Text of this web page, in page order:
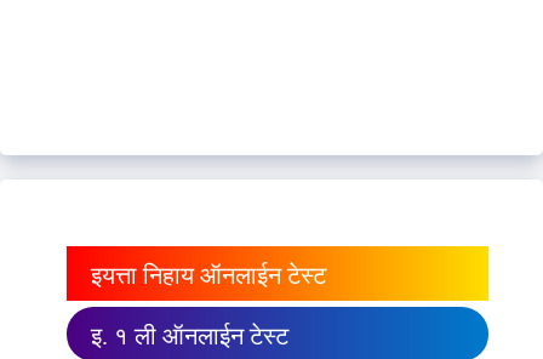
इयत्ता निहाय ऑनलाईन टेस्ट
इ. १ ली ऑनलाईन टेस्ट